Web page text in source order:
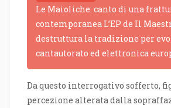
Le Maioliche: canto di una
contemporanea L’EP de Il
destruttura la tradizione per
cantautorato ed elettronica
Da questo interrogativo sofferto,
percezione alterata dalla